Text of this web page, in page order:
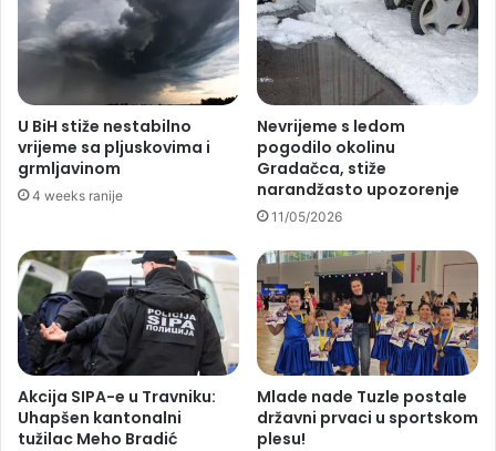
U BiH stiže nestabilno
vrijeme sa pljuskovima i
grmljavinom
4 weeks ranije
Nevrijeme s ledom
pogodilo okolinu
Gradačca, stiže
narandžasto upozorenje
11/05/2026
Akcija SIPA-e u Travniku:
Uhapšen kantonalni
tužilac Meho Bradić
Mlade nade Tuzle postale
državni prvaci u sportskom
plesu!